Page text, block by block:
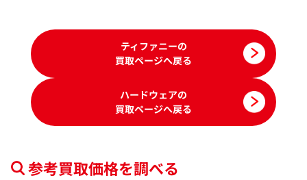
ティファニーの
買取ページへ戻る
ハードウェアの
買取ページへ戻る
参考買取価格を調べる